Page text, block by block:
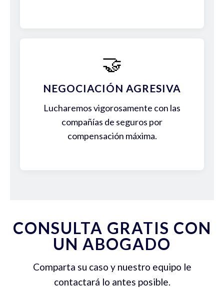
🤝
NEGOCIACIÓN AGRESIVA
Lucharemos vigorosamente con las
compañías de seguros por
compensación máxima.
CONSULTA GRATIS CON
UN ABOGADO
Comparta su caso y nuestro equipo le
contactará lo antes posible.